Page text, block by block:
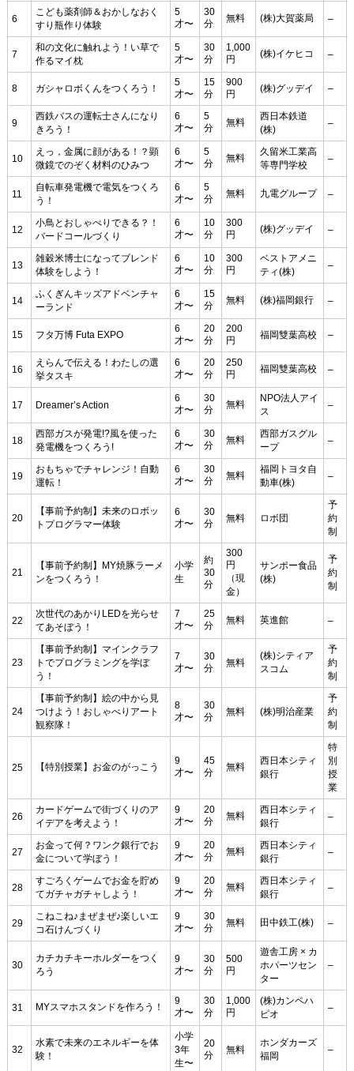
6
こども薬剤師＆おかしなおく
すり瓶作り体験
5
才〜
30
分
無料 (株)大賀薬局 –
7
和の文化に触れよう！い草で
作るマイ枕
5
才〜
30
分
1,000
円
(株)イケヒコ –
8 ガシャロボくんをつくろう！
5
才〜
15
分
900
円
(株)グッデイ –
9
西鉄バスの運転士さんになり
きろう！
6
才〜
5
分
無料
西日本鉄道
(株)
–
10
えっ，金属に顔がある！？顕
微鏡でのぞく材料のひみつ
6
才〜
5
分
無料
久留米工業高
等専門学校
–
11
自転車発電機で電気をつくろ
う！
6
才〜
5
分
無料 九電グループ –
12
小鳥とおしゃべりできる？！
バードコールづくり
6
才〜
10
分
300
円
(株)グッデイ –
13
雑穀米博士になってブレンド
体験をしよう！
6
才〜
10
分
300
円
ベストアメニ
ティ(株)
–
14
ふくぎんキッズアドベンチャ
ーランド
6
才〜
15
分
無料 (株)福岡銀行 –
15 フタ万博 Futa EXPO
6
才〜
20
分
200
円
福岡雙葉高校 –
16
えらんで伝える！わたしの選
挙タスキ
6
才〜
20
分
250
円
福岡雙葉高校 –
17 Dreamer’s Action
6
才〜
30
分
無料
NPO法人アイ
ス
–
18
西部ガスが発電!?風を使った
発電機をつくろう!
6
才〜
30
分
無料
西部ガスグル
ープ
–
19
おもちゃでチャレンジ！自動
運転！
6
才〜
30
分
無料
福岡トヨタ自
動車(株)
–
20
【事前予約制】未来のロボッ
トプログラマー体験
6
才〜
30
分
無料 ロボ団
予
約
制
21
【事前予約制】MY焼豚ラーメ
ンをつくろう！
小学
生
約
30
分
300
円
（現
金）
サンポー食品
(株)
予
約
制
22
次世代のあかりLEDを光らせ
てあそぼう！
7
才〜
25
分
無料 英進館 –
23
【事前予約制】マインクラフ
トでプログラミングを学ぼ
う！
7
才〜
30
分
無料
(株)シティア
スコム
予
約
制
24
【事前予約制】絵の中から見
つけよう！おしゃべりアート
観察隊！
8
才〜
30
分
無料 (株)明治産業
予
約
制
25 【特別授業】お金のがっこう
9
才〜
45
分
無料
西日本シティ
銀行
特
別
授
業
26
カードゲームで街づくりのア
イデアを考えよう！
9
才〜
20
分
無料
西日本シティ
銀行
–
27
お金って何？ワンク銀行でお
金について学ぼう！
9
才〜
20
分
無料
西日本シティ
銀行
–
28
すごろくゲームでお金を貯め
てガチャガチャしよう！
9
才〜
20
分
無料
西日本シティ
銀行
–
29
こねこね♪まぜまぜ♪楽しいエ
コ石けんづくり
9
才〜
30
分
無料 田中鉄工(株) –
30
カチカチキーホルダーをつく
ろう
9
才〜
30
分
500
円
遊舎工房 × カ
ホパーツセン
ター
–
31 MYスマホスタンドを作ろう！
9
才〜
30
分
1,000
円
(株)カンペハ
ピオ
–
32
水素で未来のエネルギーを体
験！
小学
3年
生〜
20
分
無料
ホンダカーズ
福岡
–